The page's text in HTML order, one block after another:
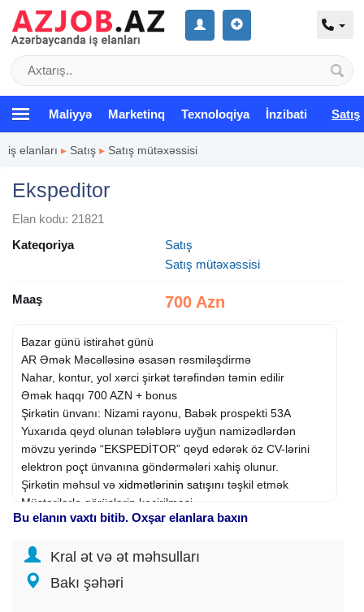
Maliyyə Marketinq Texnoloqiya İnzibati Satış
iş elanları ▸ Satış ▸ Satış mütəxəssisi
Ekspeditor
Elan kodu: 21821
Kateqoriya
Satış
Satış mütəxəssisi
Maaş 700 Azn
Bazar günü istirahət günü
AR Əmək Məcəlləsinə əsasən rəsmiləşdirmə
Nahar, kontur, yol xərci şirkət tərəfindən təmin edilir
Əmək haqqı 700 AZN + bonus
Şirkətin ünvanı: Nizami rayonu, Babək prospekti 53A
Yuxarıda qeyd olunan tələblərə uyğun namizədlərdən
mövzu yerində “EKSPEDİTOR” qeyd edərək öz CV-lərini
elektron poçt ünvanına göndərmələri xahiş olunur.
Şirkətin məhsul və xidmətlərinin satışını təşkil etmək
Müştərilərlə görüşlərin keçirilməsi
Görüş zamanı şirkət məhsullarının təqdimatının aparılması,
müəyyənləşdirmək
Müştəriləri satış üçün məhsula cəlb etmək və satışın
reallaşması
Bu elanın vaxtı bitib. Oxşar elanlara baxın
Kral ət və ət məhsulları
Bakı şəhəri